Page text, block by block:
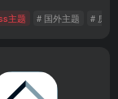
子商务
主题 # 国外主题 # 房地